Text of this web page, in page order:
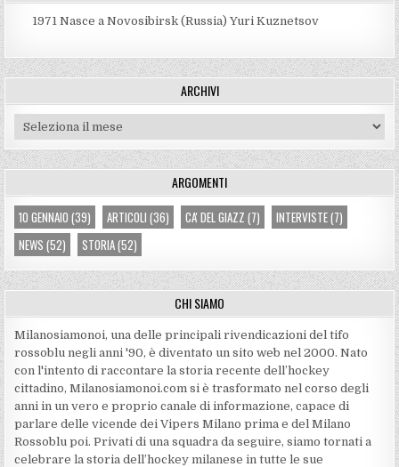
1971 Nasce a Novosibirsk (Russia) Yuri Kuznetsov
ARCHIVI
Archivi
ARGOMENTI
10 GENNAIO (39) ARTICOLI (36) CA' DEL GIAZZ (7) INTERVISTE(7)
NEWS (52) STORIA(52)
CHI SIAMO
Milanosiamonoi, una delle principali rivendicazioni del tifo
rossoblu negli anni '90, è diventato un sito web nel 2000. Nato
con l'intento di raccontare la storia recente dell’hockey
cittadino, Milanosiamonoi.com si è trasformato nel corso degli
anni in un vero e proprio canale di informazione, capace di
parlare delle vicende dei Vipers Milano prima e del Milano
Rossoblu poi. Privati di una squadra da seguire, siamo tornati a
celebrare la storia dell’hockey milanese in tutte le sue